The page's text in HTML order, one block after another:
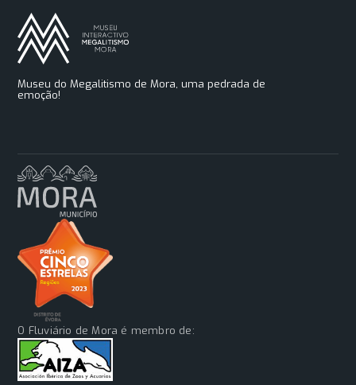
Museu do Megalitismo de Mora, uma pedrada de
emoção!
O Fluviário de Mora é membro de: